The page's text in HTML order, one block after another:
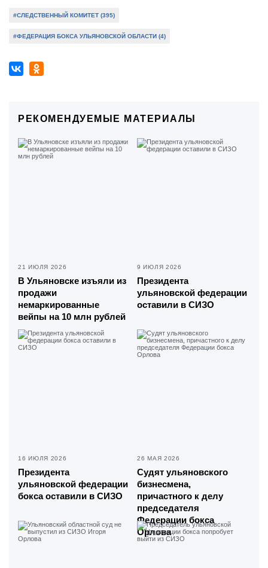
#СЛЕДСТВЕННЫЙ КОМИТЕТ (395)
#ФЕДЕРАЦИЯ БОКСА УЛЬЯНОВСКОЙ ОБЛАСТИ (4)
РЕКОМЕНДУЕМЫЕ МАТЕРИАЛЫ
21 ИЮЛЯ 2026
В Ульяновске изъяли из
продажи
немаркированные
вейпы на 10 млн рублей
9 ИЮЛЯ 2026
Президента
ульяновской федерации
оставили в СИЗО
16 ИЮЛЯ 2026
Президента
ульяновской федерации
бокса оставили в СИЗО
26 МАЯ 2026
Судят ульяновского
бизнесмена,
причастного к делу
председателя
Федерации бокса
Орлова